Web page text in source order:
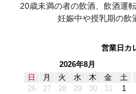
20歳未満の者の飲酒、飲酒運
妊娠中や授乳期の飲
営業日カ
2026年8月
日
月 火 水 木 金
土
26
27 28 29 30 31
1